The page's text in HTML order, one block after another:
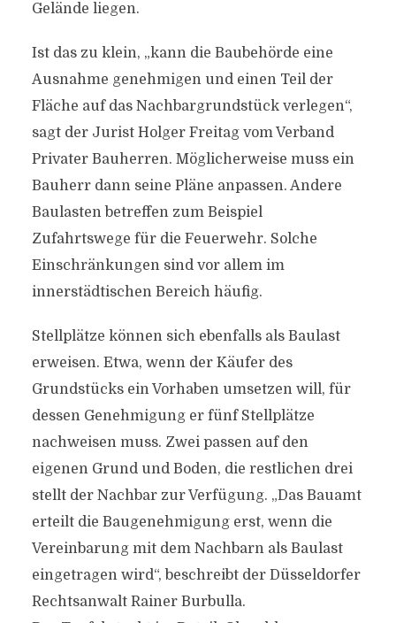
Gelände liegen.
Ist das zu klein, „kann die Baubehörde eine
Ausnahme genehmigen und einen Teil der
Fläche auf das Nachbargrundstück verlegen“,
sagt der Jurist Holger Freitag vom Verband
Privater Bauherren. Möglicherweise muss ein
Bauherr dann seine Pläne anpassen. Andere
Baulasten betreffen zum Beispiel
Zufahrtswege für die Feuerwehr. Solche
Einschränkungen sind vor allem im
innerstädtischen Bereich häufig.
Stellplätze können sich ebenfalls als Baulast
erweisen. Etwa, wenn der Käufer des
Grundstücks ein Vorhaben umsetzen will, für
dessen Genehmigung er fünf Stellplätze
nachweisen muss. Zwei passen auf den
eigenen Grund und Boden, die restlichen drei
stellt der Nachbar zur Verfügung. „Das Bauamt
erteilt die Baugenehmigung erst, wenn die
Vereinbarung mit dem Nachbarn als Baulast
eingetragen wird“, beschreibt der Düsseldorfer
Rechtsanwalt Rainer Burbulla.